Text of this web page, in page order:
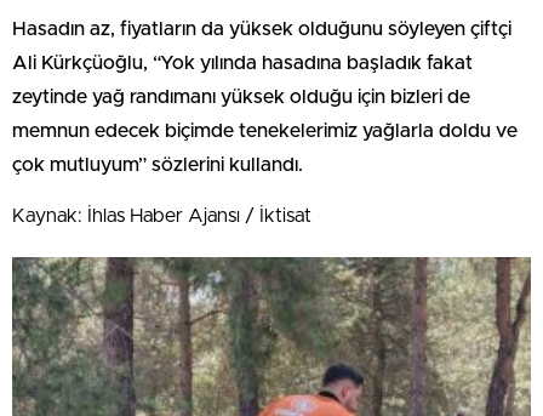
Hasadın az, fiyatların da yüksek olduğunu söyleyen çiftçi
Ali Kürkçüoğlu, “Yok yılında hasadına başladık fakat
zeytinde yağ randımanı yüksek olduğu için bizleri de
memnun edecek biçimde tenekelerimiz yağlarla doldu ve
çok mutluyum” sözlerini kullandı.
Kaynak: İhlas Haber Ajansı / İktisat